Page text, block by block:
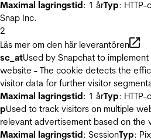
Maximal lagringstid: 1 årTyp:
Snap Inc.
2
Läs mer om den här leverantören
sc_atUsed by Snapchat to
website - The cookie detects the
visitor data for further visitor
Maximal lagringstid: 1 årTyp:
pUsed to track visitors on multiple
relevant advertisement based on the
Maximal lagringstid: SessionTyp: